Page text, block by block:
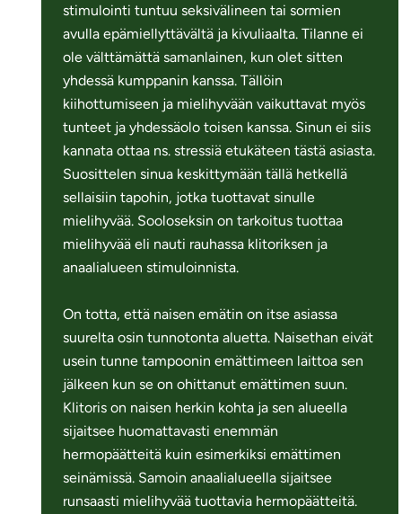
stimulointi tuntuu seksivälineen tai sormien
avulla epämiellyttävältä ja kivuliaalta. Tilanne ei
ole välttämättä samanlainen, kun olet sitten
yhdessä kumppanin kanssa. Tällöin
kiihottumiseen ja mielihyvään vaikuttavat myös
tunteet ja yhdessäolo toisen kanssa. Sinun ei siis
kannata ottaa ns. stressiä etukäteen tästä asiasta.
Suosittelen sinua keskittymään tällä hetkellä
sellaisiin tapohin, jotka tuottavat sinulle
mielihyvää. Sooloseksin on tarkoitus tuottaa
mielihyvää eli nauti rauhassa klitoriksen ja
anaalialueen stimuloinnista.
On totta, että naisen emätin on itse asiassa
suurelta osin tunnotonta aluetta. Naisethan eivät
usein tunne tampoonin emättimeen laittoa sen
jälkeen kun se on ohittanut emättimen suun.
Klitoris on naisen herkin kohta ja sen alueella
sijaitsee huomattavasti enemmän
hermopäätteitä kuin esimerkiksi emättimen
seinämissä. Samoin anaalialueella sijaitsee
runsaasti mielihyvää tuottavia hermopäätteitä.